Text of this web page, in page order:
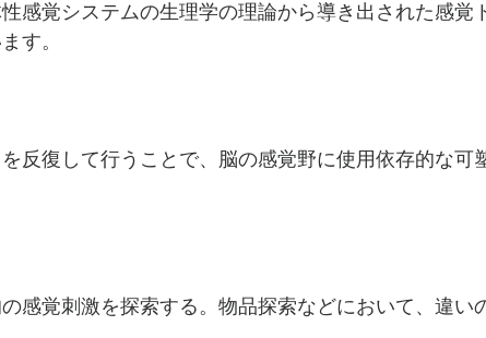
感覚システムの生理学の理論から導き出された感覚
す。
反復して行うことで、脳の感覚野に使用依存的な可
感覚刺激を探索する。物品探索などにおいて、違い